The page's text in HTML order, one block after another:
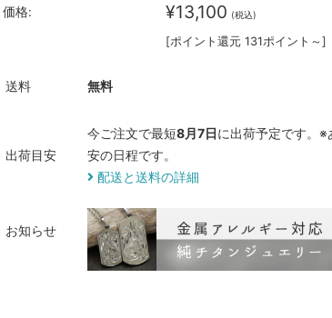
価格: ¥13,100 (税込)
[ポイント還元 131ポイント～]
送料 無料
出荷目安
今ご注文で最短8月7日に出荷予定です。※
安の日程です。
配送と送料の詳細
お知らせ